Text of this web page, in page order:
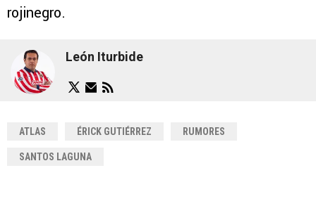
rojinegro.
León Iturbide
ATLAS ÉRICK GUTIÉRREZ RUMORES
SANTOS LAGUNA